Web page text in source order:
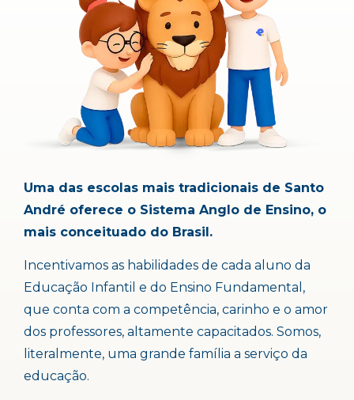
Uma das escolas mais tradicionais de Santo
André oferece o Sistema Anglo de Ensino, o
mais conceituado do Brasil.
Incentivamos as habilidades de cada aluno da
Educação Infantil e do Ensino Fundamental,
que conta com a competência, carinho e o amor
dos professores, altamente capacitados. Somos,
literalmente, uma grande família a serviço da
educação.